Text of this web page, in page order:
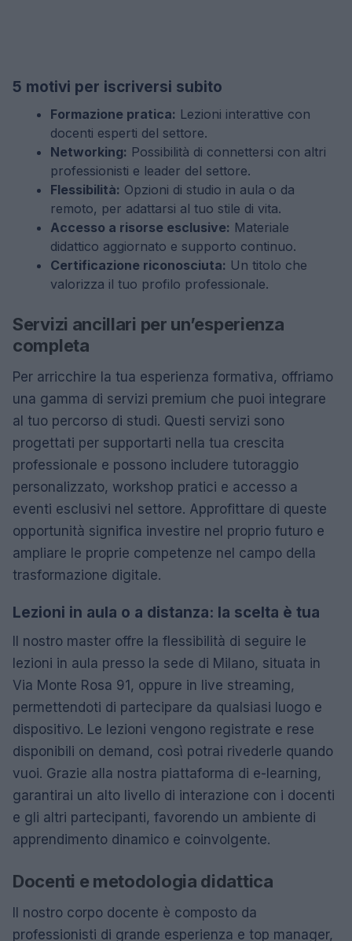
5 motivi per iscriversi subito
Formazione pratica: Lezioni interattive con
docenti esperti del settore.
Networking: Possibilità di connettersi con altri
professionisti e leader del settore.
Flessibilità: Opzioni di studio in aula o da
remoto, per adattarsi al tuo stile di vita.
Accesso a risorse esclusive: Materiale
didattico aggiornato e supporto continuo.
Certificazione riconosciuta: Un titolo che
valorizza il tuo profilo professionale.
Servizi ancillari per un’esperienza
completa
Per arricchire la tua esperienza formativa, offriamo
una gamma di servizi premium che puoi integrare
al tuo percorso di studi. Questi servizi sono
progettati per supportarti nella tua crescita
professionale e possono includere tutoraggio
personalizzato, workshop pratici e accesso a
eventi esclusivi nel settore. Approfittare di queste
opportunità significa investire nel proprio futuro e
ampliare le proprie competenze nel campo della
trasformazione digitale.
Lezioni in aula o a distanza: la scelta è tua
Il nostro master offre la flessibilità di seguire le
lezioni in aula presso la sede di Milano, situata in
Via Monte Rosa 91, oppure in live streaming,
permettendoti di partecipare da qualsiasi luogo e
dispositivo. Le lezioni vengono registrate e rese
disponibili on demand, così potrai rivederle quando
vuoi. Grazie alla nostra piattaforma di e-learning,
garantirai un alto livello di interazione con i docenti
e gli altri partecipanti, favorendo un ambiente di
apprendimento dinamico e coinvolgente.
Docenti e metodologia didattica
Il nostro corpo docente è composto da
professionisti di grande esperienza e top manager,